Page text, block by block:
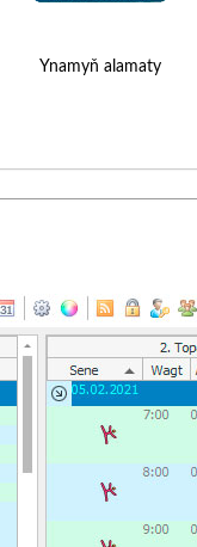
Ynamyň alamaty